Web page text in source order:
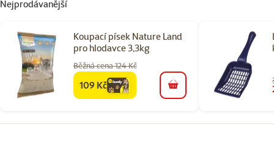
Nejprodávanější
Koupací písek Nature Land
pro hlodavce 3,3kg
Běžná cena 124 Kč
familycena
109 Kč do košíku